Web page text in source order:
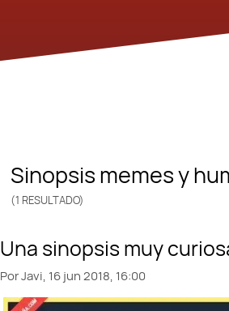
sinopsis memes y
(1 RESULTADO)
PorJavi, 16 jun 2018, 16:00